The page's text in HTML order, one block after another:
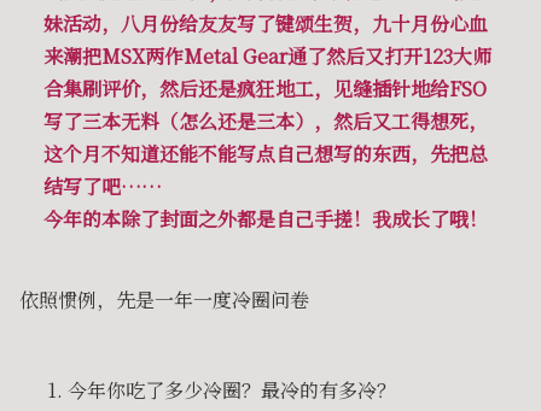
妹活动，八月份给友友写了键颂生贺，九十月份心血
来潮把MSX两作Metal Gear通了然后又打开123大师
合集刷评价，然后还是疯狂地工，见缝插针地给FSO
写了三本无料（怎么还是三本），然后又工得想死，
这个月不知道还能不能写点自己想写的东西，先把总
结写了吧……
今年的本除了封面之外都是自己手搓！我成长了哦！
依照惯例，先是一年一度冷圈问卷
今年你吃了多少冷圈？最冷的有多冷？